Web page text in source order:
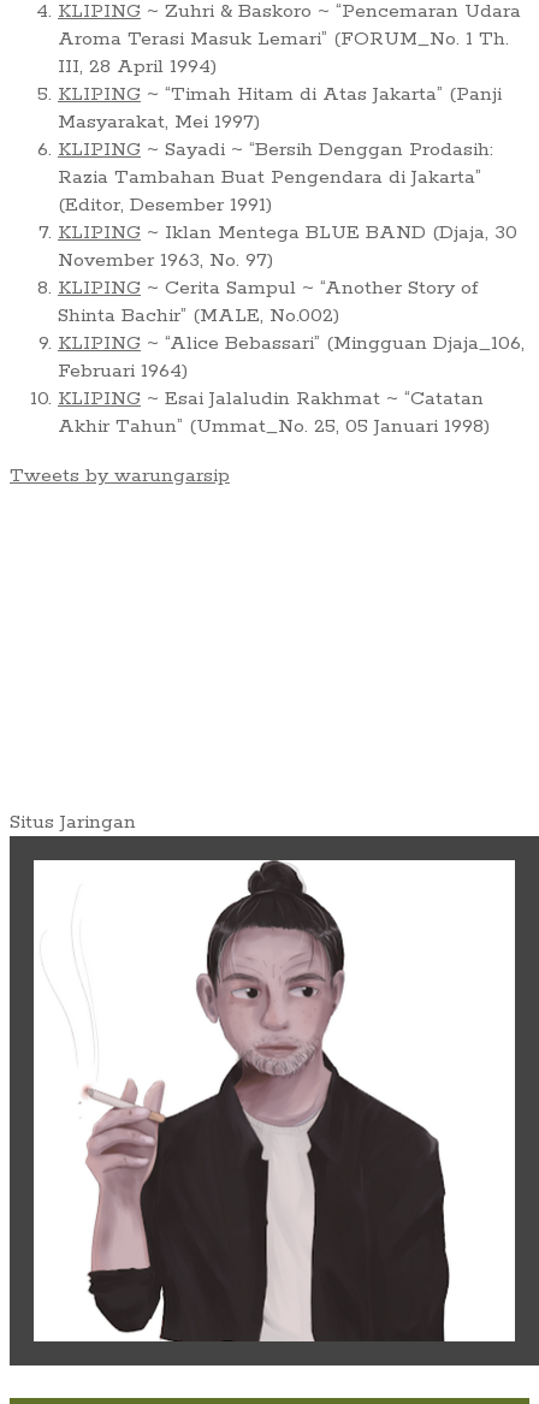
KLIPING ~ Zuhri & Baskoro ~ “Pencemaran Udara
Aroma Terasi Masuk Lemari” (FORUM_No. 1 Th.
III, 28 April 1994)
KLIPING ~ “Timah Hitam di Atas Jakarta” (Panji
Masyarakat, Mei 1997)
KLIPING ~ Sayadi ~ “Bersih Denggan Prodasih:
Razia Tambahan Buat Pengendara di Jakarta”
(Editor, Desember 1991)
KLIPING ~ Iklan Mentega BLUE BAND (Djaja, 30
November 1963, No. 97)
KLIPING ~ Cerita Sampul ~ “Another Story of
Shinta Bachir” (MALE, No.002)
KLIPING ~ “Alice Bebassari” (Mingguan Djaja_106,
Februari 1964)
KLIPING ~ Esai Jalaludin Rakhmat ~ “Catatan
Akhir Tahun” (Ummat_No. 25, 05 Januari 1998)
Tweets by warungarsip
Situs Jaringan